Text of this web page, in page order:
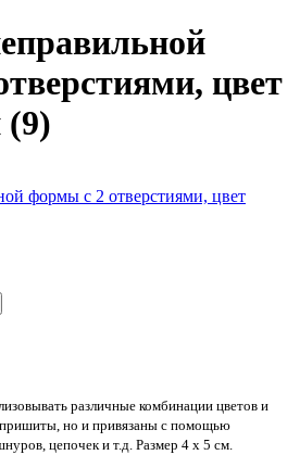
цвет
различные комбинации цветов и
но и привязаны с помощью
цепочек и т.д. Размер 4 х 5 см.